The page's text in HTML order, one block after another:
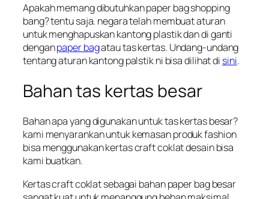
Apakah memang dibutuhkan paper bag shopping
bang? tentu saja. negara telah membuat aturan
untuk menghapuskan kantong plastik dan di ganti
denganpaper bagatau tas kertas. Undang-undang
tentang aturan kantong palstik ni bisa dilihat di sini.
Bahan tas kertas besar
Bahan apa yang digunakan untuk tas kertas besar?
kami menyarankan untuk kemasan produk fashion
bisa menggunakan kertas craft coklat desain bisa
kami buatkan.
Kertas craft coklat sebagai bahan paper bag besar